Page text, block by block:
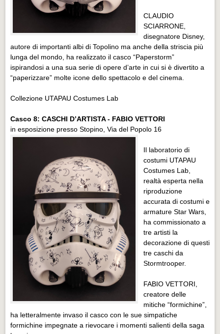
CLAUDIO
SCIARRONE,
disegnatore Disney,
autore di importanti albi di Topolino ma anche della striscia più
lunga del mondo, ha realizzato il casco “Paperstorm”
ispirandosi a una sua serie di opere d’arte in cui si è divertito a
“paperizzare” molte icone dello spettacolo e del cinema.
Collezione UTAPAU Costumes Lab
Casco 8: CASCHI D’ARTISTA - FABIO VETTORI
in esposizione presso Stopino, Via del Popolo 16
Il laboratorio di
costumi UTAPAU
Costumes Lab,
realtà esperta nella
riproduzione
accurata di costumi e
armature Star Wars,
ha commissionato a
tre artisti la
decorazione di questi
tre caschi da
Stormtrooper.
FABIO VETTORI,
creatore delle
mitiche “formichine”,
ha letteralmente invaso il casco con le sue simpatiche
formichine impegnate a rievocare i momenti salienti della saga